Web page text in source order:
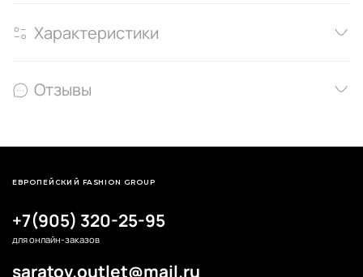
Характеристики
Отзывы
+7(905) 320-25-95
для онлайн-заказов
saratov.outlet@mail.ru
ЕВРОПЕЙСКИЙ FASHION GROUP